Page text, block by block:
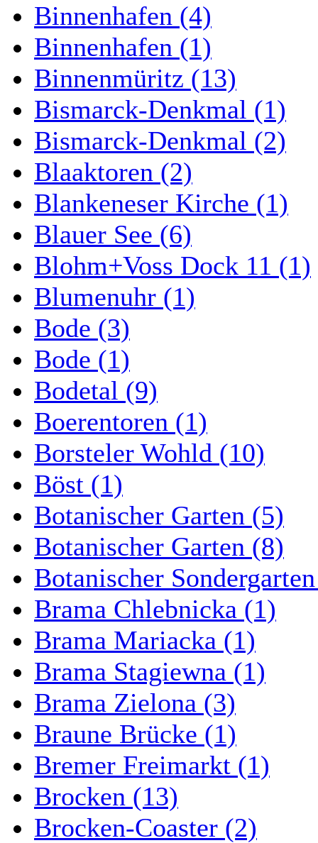
Binnenhafen (4)
Binnenhafen (1)
Binnenmüritz (13)
Bismarck-Denkmal (1)
Bismarck-Denkmal (2)
Blaaktoren (2)
Blankeneser Kirche (1)
Blauer See (6)
Blohm+Voss Dock 11 (1)
Blumenuhr (1)
Bode (3)
Bode (1)
Bodetal (9)
Boerentoren (1)
Borsteler Wohld (10)
Böst (1)
Botanischer Garten (5)
Botanischer Garten (8)
Botanischer
Brama Chlebnicka (1)
Brama Mariacka (1)
Brama Stagiewna (1)
Brama Zielona (3)
Braune Brücke (1)
Bremer Freimarkt (1)
Brocken (13)
Brocken-Coaster (2)